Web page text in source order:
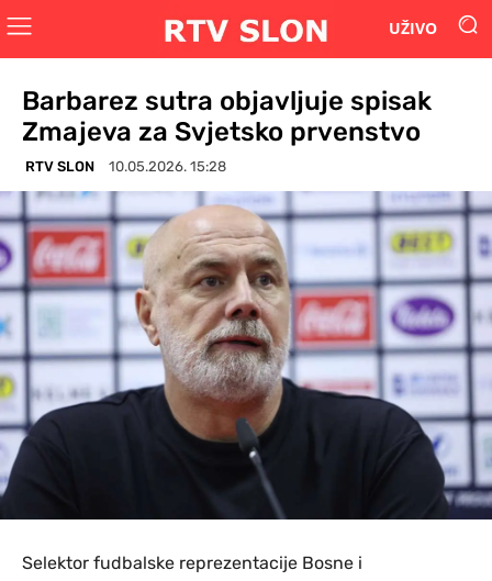
UŽIVO
Barbarez sutra objavljuje spisak
Zmajeva za Svjetsko prvenstvo
RTV SLON 10.05.2026. 15:28
Selektor fudbalske reprezentacije Bosne i